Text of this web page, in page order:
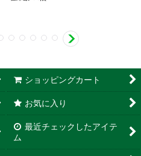
ショッピングカート
お気に入り
最近チェックしたアイテ
ム